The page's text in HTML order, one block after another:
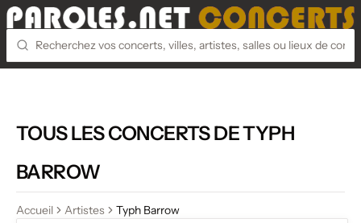
TOUS LES CONCERTS DE TYPH
BARROW
Accueil Artistes
Typh Barrow